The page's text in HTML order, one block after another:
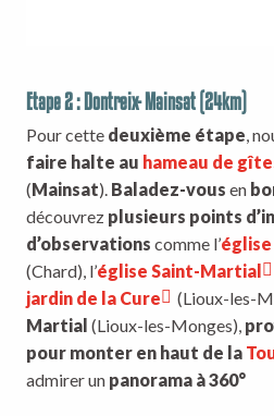
Etape 2 : Dontreix- Mainsat (24km)
Pour cette deuxième étape,
faire halte au hameau de
(Mainsat). Baladez-vous en
découvrez plusieurs points
d’observations comme l’
(Chard), l’église Saint-Martial
jardin de la Cure
(Lioux-les-
Martial (Lioux-les-Monges),
pour monter en haut de la
admirer un panorama à 360°